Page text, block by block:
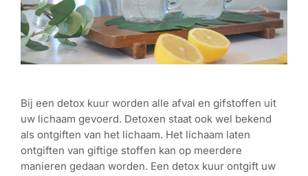
Bij een detox kuur worden alle afval en gifstoffen uit
uw lichaam gevoerd. Detoxen staat ook wel bekend
als ontgiften van het lichaam. Het lichaam laten
ontgiften van giftige stoffen kan op meerdere
manieren gedaan worden. Een detox kuur ontgift uw